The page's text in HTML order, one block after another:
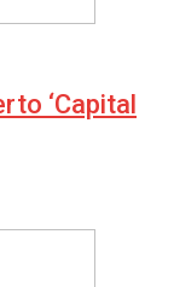
‘Capital